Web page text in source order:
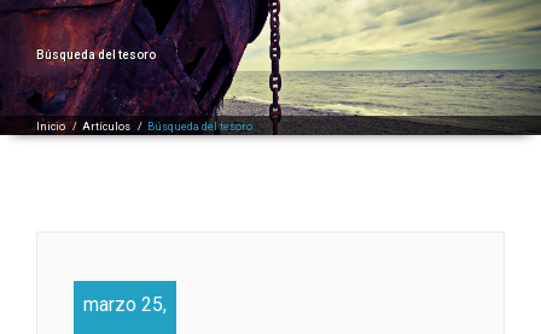
Búsqueda del tesoro
Inicio / Artículos / Búsqueda del tesoro
marzo 25,